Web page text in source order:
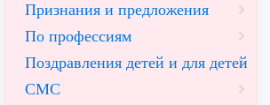
Признания и предложения
По профессиям
Поздравления детей и для детей
СМС